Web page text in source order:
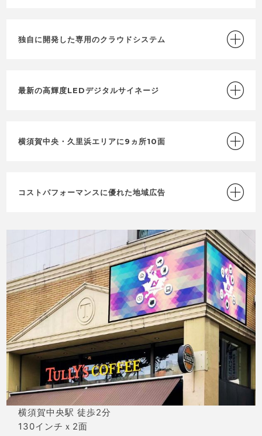
独自に開発した専用のクラウドシステム
最新の高輝度LEDデジタルサイネージ
横須賀中央・久里浜エリアに9ヵ所10面
コストパフォーマンスに優れた地域広告
横須賀中央駅 徒歩2分
130インチｘ2面